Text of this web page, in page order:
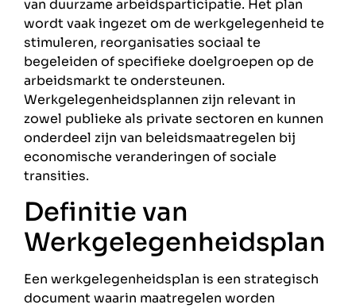
van duurzame arbeidsparticipatie. Het plan
wordt vaak ingezet om de werkgelegenheid te
stimuleren, reorganisaties sociaal te
begeleiden of specifieke doelgroepen op de
arbeidsmarkt te ondersteunen.
Werkgelegenheidsplannen zijn relevant in
zowel publieke als private sectoren en kunnen
onderdeel zijn van beleidsmaatregelen bij
economische veranderingen of sociale
transities.
Definitie van
Werkgelegenheidsplan
Een werkgelegenheidsplan is een strategisch
document waarin maatregelen worden